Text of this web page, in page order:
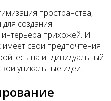
пространства,
создания
прихожей. И
свои предпочтения
на индивидуальный
уникальные идеи.